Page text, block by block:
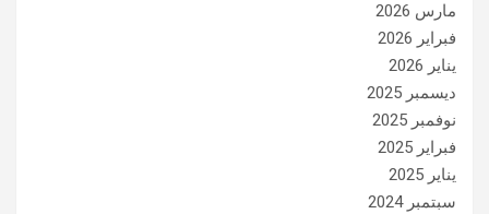
مارس 2026
فبراير 2026
يناير 2026
ديسمبر 2025
نوفمبر 2025
فبراير 2025
يناير 2025
سبتمبر 2024